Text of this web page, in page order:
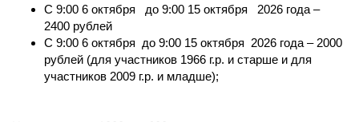
C 9:00 6 октября
до 9:00 15 октября 2026 года –
2400 рублей
С 9:00 6 октября до 9:00 15 октября 2026 года – 2000
рублей (для участников 1966 г.р. и старше и для
участников 2009 г.р. и младше);